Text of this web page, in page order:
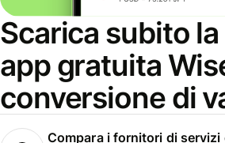
Scarica subito
app gratuita
conversione di
Compara i fornitori di